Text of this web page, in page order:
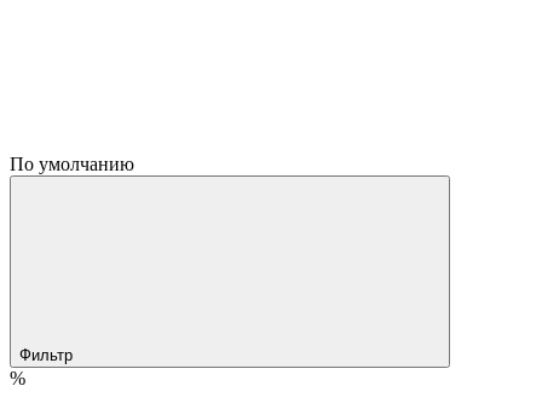
По умолчанию
Фильтр
%